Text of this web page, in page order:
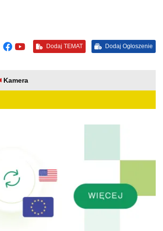
Dodaj TEMAT Dodaj Ogłoszenie
Kamera